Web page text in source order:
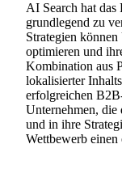
AI Search hat
grundlegend zu
Strategien
optimieren und
Kombination aus
lokalisierter
erfolgreichen
Unternehmen, die
und in ihre
Wettbewerb einen